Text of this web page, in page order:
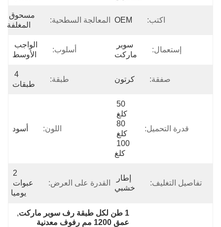
اكتب: OEM المعالجة السطحية:
مسحوق
المغلفة
إستعمال:
سوبر
ماركت
أسلوب:
الواجب
الأوسط
صفقة: كرتون طبقة:
4
طبقات
قدرة التحميل:
50
كلغ
80
كلغ
100
كلغ
اللون: أسود
تفاصيل التغليف:
إطار
خشبي
القدرة على العرض:
2
عبوات
يوميا
1 طن لكل طبقة رف سوبر ماركت
,
عمق 1200 مم رفوف معدنية